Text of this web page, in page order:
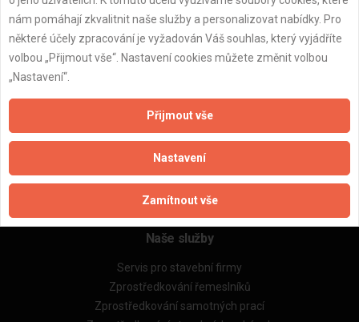
Důležité informace
Zpracování a ochrana osobních údajů
Zásady pro používání souborů cookie
Obchodní podmínky (zprostředkování)
Obchodní podmínky (rozpočtování)
Reference
Naše excelové tabulky online
Naše služby
Servis pro stavební firmy
Zprostředkování řemeslníků
Zprostředkování samotných prací
nám pomáhají zkvalitnit naše služby a personalizovat nabídky. Pro
některé účely zpracování je vyžadován Váš souhlas, který vyjádříte
volbou „Přijmout vše“. Nastavení cookies můžete změnit volbou
„Nastavení“.
Přijmout vše
Nastavení
Zamítnout vše